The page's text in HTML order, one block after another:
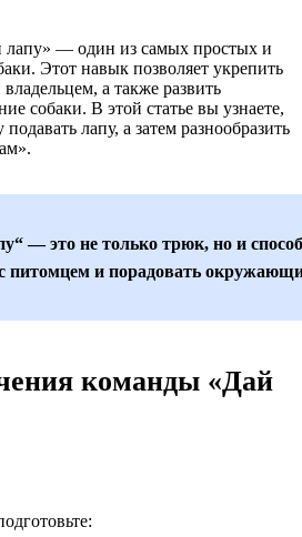
— один из самых простых и
Этот навык позволяет укрепить
а также развить
собаки. В этой статье вы узнаете,
лапу, а затем разнообразить
— это не только трюк, но и способ
питомцем и порадовать
команды «Дай